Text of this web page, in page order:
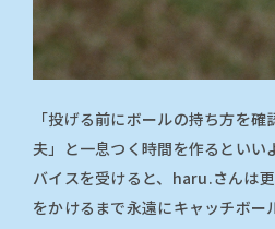
「投げる前にボールの持ち方を
夫」と一息つく時間を作るといい
バイスを受けると、haru.さんは
をかけるまで永遠にキャッチボー